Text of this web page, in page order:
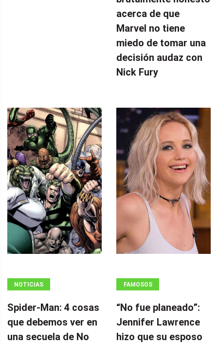
acerca de que
Marvel no tiene
miedo de tomar una
decisión audaz con
Nick Fury
NOTICIAS
Spider-Man: 4 cosas
que debemos ver en
una secuela de No
FAMOSOS
“No fue planeado”: ​​
Jennifer Lawrence
hizo que su esposo